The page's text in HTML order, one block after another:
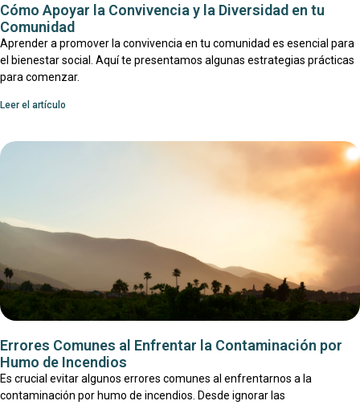
Cómo Apoyar la Convivencia y la Diversidad en tu
Comunidad
Aprender a promover la convivencia en tu comunidad es esencial para
el bienestar social. Aquí te presentamos algunas estrategias prácticas
para comenzar.
Leer el artículo
Errores Comunes al Enfrentar la Contaminación por
Humo de Incendios
Es crucial evitar algunos errores comunes al enfrentarnos a la
contaminación por humo de incendios. Desde ignorar las